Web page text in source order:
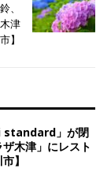
、
津
】
standard」が閉
木津」にレスト
】